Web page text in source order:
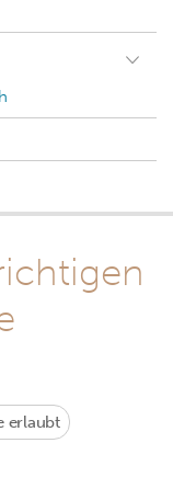
erlaubt